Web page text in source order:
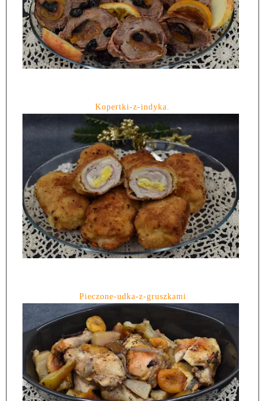
Kopertki-z-indyka.
Pieczone-udka-z-gruszkami